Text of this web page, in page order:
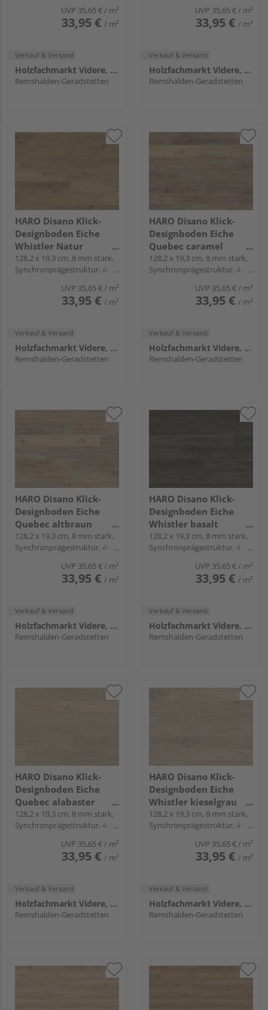
UVP 35,65 €/ m²
33,95 € / m²
Verkauf & Versand
Holzfachmarkt Videre, Remshalden
Remshalden-Geradstetten
UVP 35,65 €/ m²
33,95 € / m²
Verkauf & Versand
Holzfachmarkt Videre, Remshalden
Remshalden-Geradstetten
HARO Disano Klick-
Designboden Eiche
Whistler Natur
Landhausdiele -
WaveAqua
128,2 x 19,3 cm, 8 mm stark,
Synchronprägestruktur, 4-
UVP 35,65 €/ m²
33,95 € / m²
Verkauf & Versand
Holzfachmarkt Videre, Remshalden
Remshalden-Geradstetten
HARO Disano Klick-
Designboden Eiche
Quebec caramel
Landhausdiele -
WaveAqua
128,2 x 19,3 cm, 8 mm stark,
Synchronprägestruktur, 4-
UVP 35,65 €/ m²
33,95 € / m²
Verkauf & Versand
Holzfachmarkt Videre, Remshalden
Remshalden-Geradstetten
HARO Disano Klick-
Designboden Eiche
Quebec altbraun
Landhausdiele -
WaveAqua
128,2 x 19,3 cm, 8 mm stark,
Synchronprägestruktur, 4-
UVP 35,65 €/ m²
33,95 € / m²
Verkauf & Versand
Holzfachmarkt Videre, Remshalden
Remshalden-Geradstetten
HARO Disano Klick-
Designboden Eiche
Whistler basalt
Landhausdiele -
WaveAqua
128,2 x 19,3 cm, 8 mm stark,
Synchronprägestruktur, 4-
UVP 35,65 €/ m²
33,95 € / m²
Verkauf & Versand
Holzfachmarkt Videre, Remshalden
Remshalden-Geradstetten
HARO Disano Klick-
Designboden Eiche
Quebec alabaster
Landhausdiele -
WaveAqua
128,2 x 19,3 cm, 8 mm stark,
Synchronprägestruktur, 4-
UVP 35,65 €/ m²
33,95 € / m²
Verkauf & Versand
Holzfachmarkt Videre, Remshalden
Remshalden-Geradstetten
HARO Disano Klick-
Designboden Eiche
Whistler kieselgrau
Landhausdiele -
WaveAqua
128,2 x 19,3 cm, 8 mm stark,
Synchronprägestruktur, 4-
UVP 35,65 €/ m²
33,95 € / m²
Verkauf & Versand
Holzfachmarkt Videre, Remshalden
Remshalden-Geradstetten